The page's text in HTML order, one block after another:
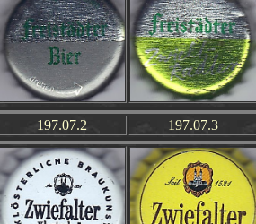
197.07.2 197.07.3